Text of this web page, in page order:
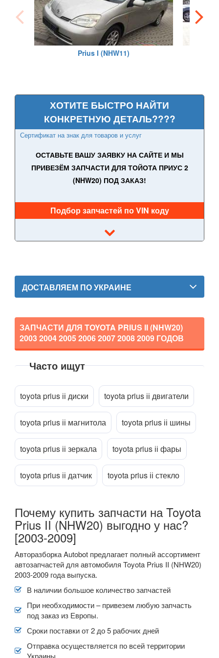
PEUGEOT keyboard_arrow_down
PORSCHE
SKODA
SMART
SUZUKI keyboard_arrow_down
TOYOTA
Auris II E180
Avensis III (T270)
Aygo I (AB10)
Aygo II (AB40)
Celica VII (ZZT230)
Corolla X (E14, E15)
Corolla XI (E16, E17)
GT86 (ZN6)
Hilux VI (N14-N17)
Hilux VII (AN1-AN3)
Previa II (XR30, XR40)
Previa III (XR50)
Prius I (NHW11)
Prius II (NHW20)
Prius c (NHP10)
Prius III (ZVW30)
Prius+ (ZVW40)
Prius I (NHW11)
ХОТИТЕ БЫСТРО НАЙТИ
КОНКРЕТНУЮ ДЕТАЛЬ????
Сертификат на знак для товаров и услуг
ОСТАВЬТЕ ВАШУ ЗАЯВКУ НА САЙТЕ И МЫ
ПРИВЕЗЁМ ЗАПЧАСТИ ДЛЯ ТОЙОТА ПРИУС 2
(NHW20) ПОД ЗАКАЗ!
Подбор запчастей по VIN коду
attach_fileПрикрепить файл
ДОСТАВЛЯЕМ ПО УКРАИНЕ
ЗАПЧАСТИ ДЛЯ TOYOTA PRIUS II (NHW20)
2003 2004 2005 2006 2007 2008 2009 ГОДОВ
Часто ищут
toyota prius іі диски toyota prius іі двигатели
toyota prius іі магнитола toyota prius іі шины
toyota prius іі зеркала toyota prius іі фары
toyota prius іі датчик toyota prius іі стекло
Почему купить запчасти на Toyota
Prius II (NHW20) выгодно у нас?
[2003-2009]
Авторазборка Autobot предлагает полный ассортимент
автозапчастей для автомобиля Toyota Prius II (NHW20)
2003-2009 года выпуска.
В наличии большое количество запчастей
При необходимости – привезем любую запчасть
под заказ из Европы.
Сроки поставки от 2 до 5 рабочих дней
Отправка осуществляется по всей территории
Украины